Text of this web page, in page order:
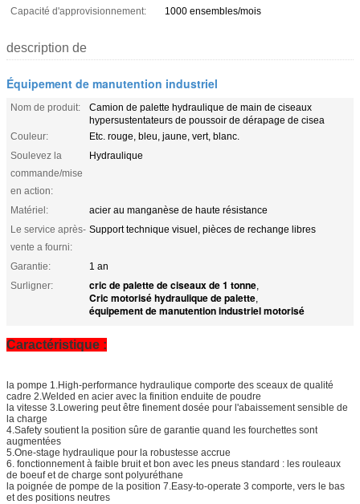
Capacité d'approvisionnement:
1000 ensembles/mois
description de
Équipement de manutention industriel
Nom de produit:
Camion de palette hydraulique de main de ciseaux
hypersustentateurs de poussoir de dérapage de cisea
Couleur:
Etc. rouge, bleu, jaune, vert, blanc.
Soulevez la
commande/mise
en action:
Hydraulique
Matériel:
acier au manganèse de haute résistance
Le service après-
vente a fourni:
Support technique visuel, pièces de rechange libres
Garantie:
1 an
Surligner:
cric de palette de ciseaux de 1 tonne,
Cric motorisé hydraulique de palette,
équipement de manutention industriel motorisé
Caractéristique :
la pompe 1.High-performance hydraulique comporte des sceaux de qualité
cadre 2.Welded en acier avec la finition enduite de poudre
la vitesse 3.Lowering peut être finement dosée pour l'abaissement sensible de
la charge
4.Safety soutient la position sûre de garantie quand les fourchettes sont
augmentées
5.One-stage hydraulique pour la robustesse accrue
6. fonctionnement à faible bruit et bon avec les pneus standard : les rouleaux
de boeuf et de charge sont polyuréthane
la poignée de pompe de la position 7.Easy-to-operate 3 comporte, vers le bas
et des positions neutres